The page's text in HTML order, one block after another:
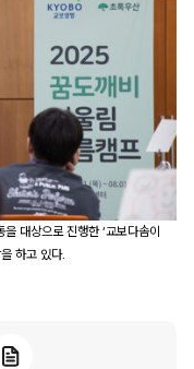
대상으로 진행한 ‘교보다솜이
하고 있다.